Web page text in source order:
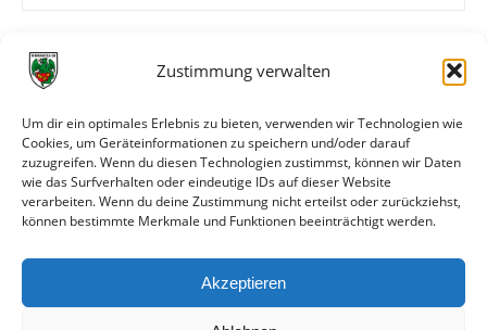
Zustimmung verwalten
Um dir ein optimales Erlebnis zu bieten, verwenden wir Technologien wie
Cookies, um Geräteinformationen zu speichern und/oder darauf
zuzugreifen. Wenn du diesen Technologien zustimmst, können wir Daten
wie das Surfverhalten oder eindeutige IDs auf dieser Website
verarbeiten. Wenn du deine Zustimmung nicht erteilst oder zurückziehst,
können bestimmte Merkmale und Funktionen beeinträchtigt werden.
Akzeptieren
Tore
0:2 (2.)
0:4 (60.)
1:4 Bauer (88.)
Karten
Rot: Wormser Libero, Handspiel (53.)
Alle bisherigen Partien der beiden Mannschaften
anzeigen